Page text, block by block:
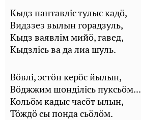
Кыдз пантавлiс тулыс кадӧ,
Видззез вылын горадзуль,
Кыдз ваявлiм мийӧ, гавед,
Кыдзлiсь ва да лиа шуль.
Вӧвлi, эстӧн керӧс йылын,
Вӧджжим шондiлiсь пуксьӧм...
Кольӧм кадыс часӧт ылын,
Тӧждӧ сы понда сьӧлӧм.